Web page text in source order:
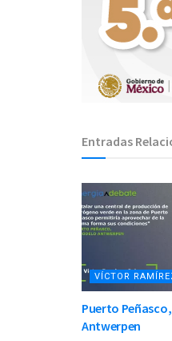
Entradas
VÍCTOR
Puerto
Antwerpen